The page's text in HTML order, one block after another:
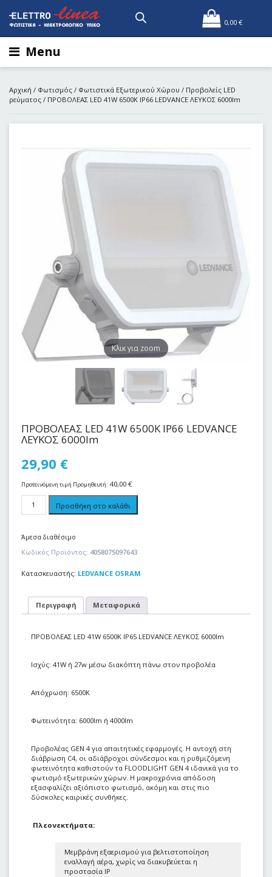
0,00 €
Menu
Αρχική / Φωτισμός / Φωτιστικά Εξωτερικού Χώρου / Προβολείς LED
ρεύματος / ΠΡΟΒΟΛΕΑΣ LED 41W 6500Κ IP66 LEDVANCE ΛΕΥΚΟΣ 6000lm
Kλικ για zoom
ΠΡΟΒΟΛΕΑΣ LED 41W 6500Κ IP66 LEDVANCE
ΛΕΥΚΟΣ 6000lm
29,90 €
Προτεινόμενη τιμή Προμηθευτή: 40,00 €
Προσθήκη στο καλάθι
Άμεσα διαθέσιμο
Κωδικός Προϊόντος: 4058075097643
Κατασκευαστής: LEDVANCE OSRAM
Περιγραφή Μεταφορικά
ΠΡΟΒΟΛΕΑΣ LED 41W 6500Κ IP65 LEDVANCE ΛΕΥΚΟΣ 6000lm
Ισχύς: 41W ή 27w μέσω διακόπτη πάνω στον προβολέα
Απόχρωση: 6500Κ
Φωτεινότητα: 6000lm ή 4000lm
Προβολέας GEN 4 για απαιτητικές εφαρμογές. Η αντοχή στη
διάβρωση C4, οι αδιάβροχοι σύνδεσμοι και η ρυθμιζόμενη
φωτεινότητα καθιστούν τα FLOODLIGHT GEN 4 ιδανικά για το
φωτισμό εξωτερικών χώρων. Η μακροχρόνια απόδοση
εξασφαλίζει αξιόπιστο φωτισμό, ακόμη και στις πιο
δύσκολες καιρικές συνθήκες.
Πλεονεκτήματα:
Μεμβράνη εξαερισμού για βελτιστοποίηση
εναλλαγή αέρα, χωρίς να διακυβεύεται η
προστασία IP